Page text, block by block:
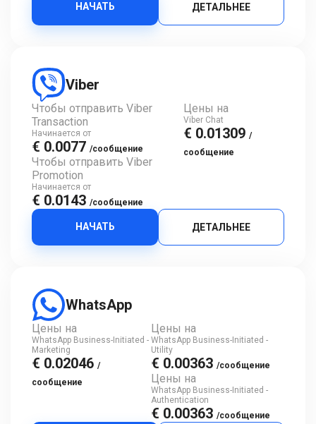
НАЧАТЬ ДЕТАЛЬНЕЕ
Viber
Чтобы отправить Viber
Transaction
Начинается от
€ 0.0077 /сообщение
Чтобы отправить Viber
Promotion
Начинается от
€ 0.0143 /сообщение
Цены на
Viber Chat
€ 0.01309/
сообщение
НАЧАТЬ ДЕТАЛЬНЕЕ
WhatsApp
Цены на
WhatsApp Business-Initiated -
Marketing
€ 0.02046 /
сообщение
Цены на
WhatsApp Business-Initiated -
Utility
€ 0.00363 /сообщение
Цены на
WhatsApp Business-Initiated -
Authentication
€ 0.00363 /сообщение